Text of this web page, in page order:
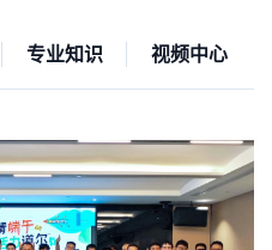
专业知识 视频中心